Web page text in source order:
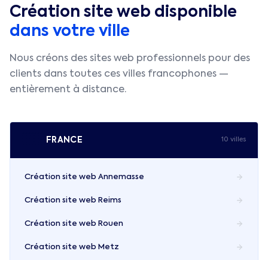
Création site web disponible
dans votre ville
Nous créons des sites web professionnels pour des
clients dans toutes ces villes francophones —
entièrement à distance.
FRANCE 10 villes
Création site web Annemasse
Création site web Reims
Création site web Rouen
Création site web Metz